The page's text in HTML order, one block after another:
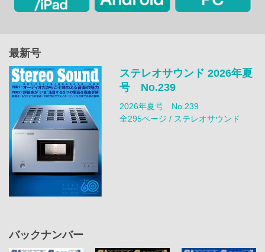
最新号
ステレオサウンド 2026年夏
号 No.239
2026年夏号 No.239
全295ページ / ステレオサウンド
バックナンバー